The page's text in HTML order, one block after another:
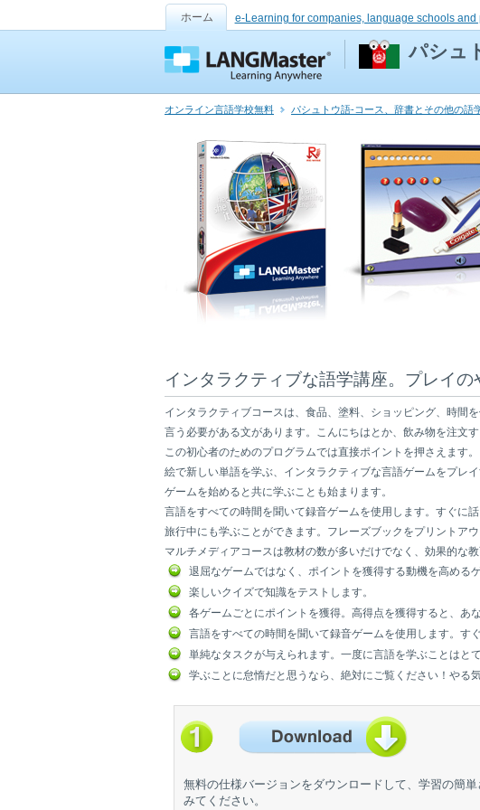
ホーム e-Learning for companies, language schools and
パシュ
オンライン言語学校無料 パシュトウ語-コース、辞書とその他の語
インタラクティブな語学講座。プレイの
インタラクティブコースは、食品、塗料、ショッピング、時間
言う必要がある文があります。こんにちはとか、飲み物を注文
この初心者のためのプログラムでは直接ポイントを押さえます。
絵で新しい単語を学ぶ、インタラクティブな言語ゲームをプレ
ゲームを始めると共に学ぶことも始まります。
言語をすべての時間を聞いて録音ゲームを使用します。すぐに
旅行中にも学ぶことができます。フレーズブックをプリントアウ
マルチメディアコースは教材の数が多いだけでなく、効果的な
退屈なゲームではなく、ポイントを獲得する動機を高めるゲ
楽しいクイズで知識をテストします。
各ゲームごとにポイントを獲得。高得点を獲得すると、あ
言語をすべての時間を聞いて録音ゲームを使用します。す
単純なタスクが与えられます。一度に言語を学ぶことはと
学ぶことに怠惰だと思うなら、絶対にご覧ください！やる
無料の仕様バージョンをダウンロードして、学習の簡
みてください。